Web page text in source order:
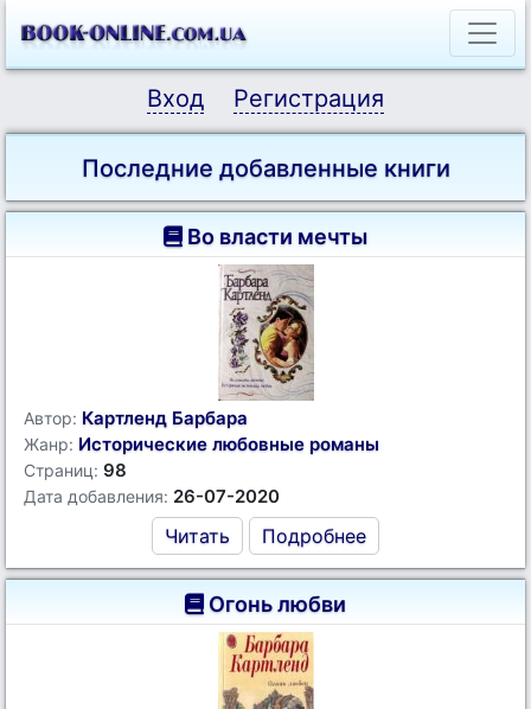
Вход Регистрация
Последние добавленные книги
Во власти мечты
Автор: Картленд Барбара
Жанр: Исторические любовные романы
Страниц: 98
Дата добавления: 26-07-2020
Читать Подробнее
Огонь любви